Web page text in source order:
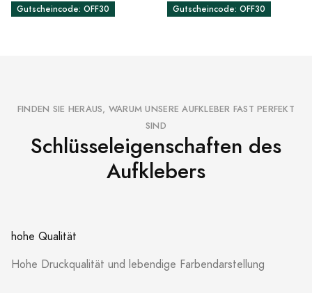
Gutscheincode: OFF30 Gutscheincode: OFF30
FINDEN SIE HERAUS, WARUM UNSERE AUFKLEBER FAST PERFEKT
SIND
Schlüsseleigenschaften des
Aufklebers
hohe Qualität
Hohe Druckqualität und lebendige Farbendarstellung